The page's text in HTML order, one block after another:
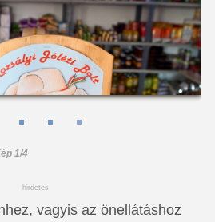
1/4
hirdetes
vagyis az önellátáshoz